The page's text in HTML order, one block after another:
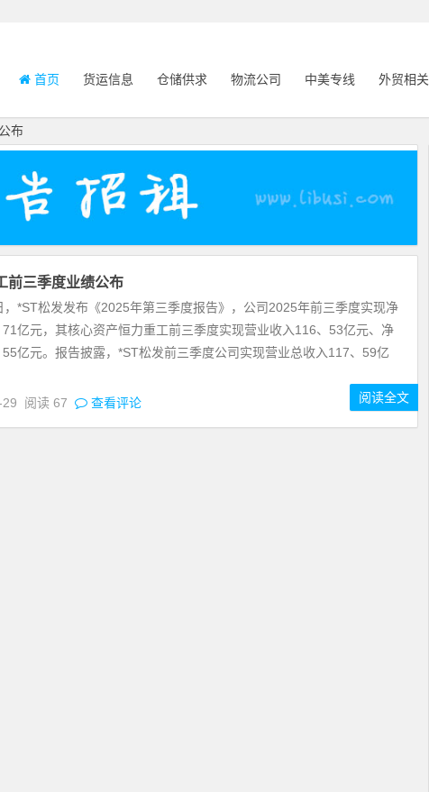
首页 货运信息 仓储供求 物流公司 中美专线 外贸相关
布
前三季度业绩公布
，*ST松发发布《2025年第三季度报告》，公司2025年前三季度实现净
亿元，其核心资产恒力重工前三季度实现营业收入116、53亿元、净
亿元。报告披露，*ST松发前三季度公司实现营业总收入117、59亿
阅读 67 查看评论 阅读全文